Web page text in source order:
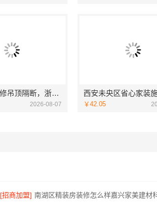
嵊州家庭装修吊顶隔断，浙江宜美嘉装饰专业施工
2026-08-07 ￥42.05
[招商加盟]